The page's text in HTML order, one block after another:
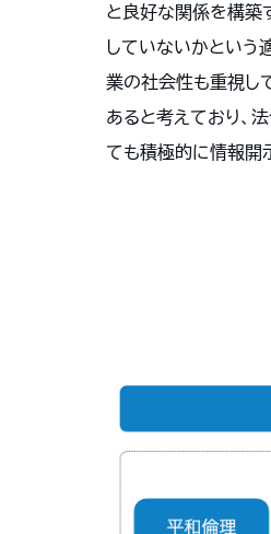
と良好な関係を構築
していないかという
業の社会性も重視し
あると考えており、
ても積極的に情報開